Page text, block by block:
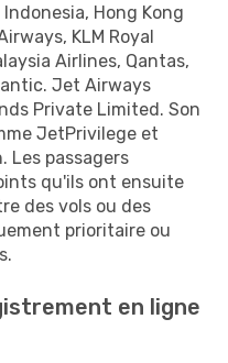
Hong Kong
KLM Royal
Airlines, Qantas,
Jet Airways
Private Limited. Son
JetPrivilege et
Les passagers
qu'ils ont ensuite
des vols ou des
prioritaire ou
en ligne